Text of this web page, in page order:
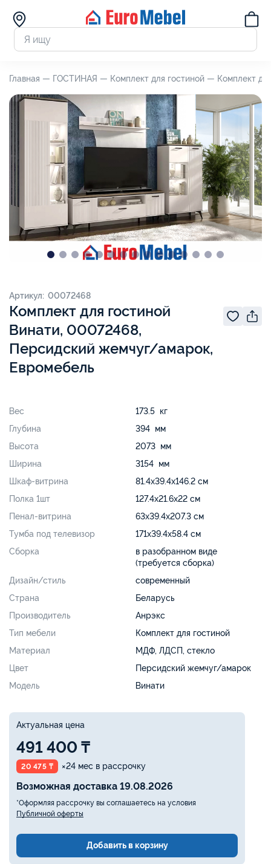
Главная — ГОСТИНАЯ — Комплект для гостиной — Комплект
Комплект для гостиной
Винати, 00072468,
Персидский жемчуг/амарок,
Евромебель
Артикул: 00072468
Вес
173.5 кг
Глубина
394 мм
Высота
2073 мм
Ширина
3154 мм
Шкаф-витрина
81.4х39.4х146.2 см
Полка 1шт
127.4х21.6х22 см
Пенал-витрина
63х39.4х207.3 см
Тумба под телевизор
171х39.4х58.4 см
Сборка
в разобранном виде
(требуется сборка)
Дизайн/стиль
современный
Страна
Беларусь
Производитель
Анрэкс
Тип мебели
Комплект для гостиной
Материал
МДФ, ЛДСП, стекло
Цвет
Персидский жемчуг/амарок
Модель
Винати
Актуальная цена
491 400 ₸
20 475 ₸ ×24 мес в рассрочку
Возможная доставка 19.08.2026
*Оформляя рассрочку вы соглашаетесь на условия
Публичной оферты
Добавить в корзину